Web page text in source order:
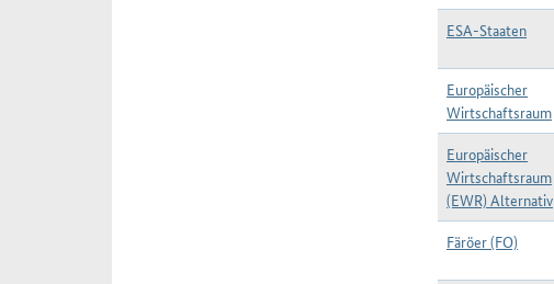
ESA-Staaten
Europäischer
Wirtschaftsraum
Europäischer
Wirtschaftsraum
(EWR) Alternativ
Färöer (FO)